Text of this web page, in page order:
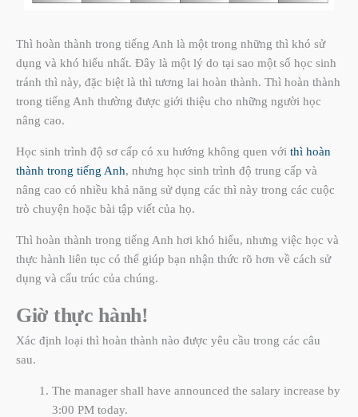
Thì hoàn thành trong tiếng Anh là một trong những thì khó sử
dụng và khó hiểu nhất. Đây là một lý do tại sao một số học sinh
tránh thì này, đặc biệt là thì tương lai hoàn thành. Thì hoàn thành
trong tiếng Anh thường được giới thiệu cho những người học
nâng cao.
Học sinh trình độ sơ cấp có xu hướng không quen với thì hoàn
thành trong tiếng Anh, nhưng học sinh trình độ trung cấp và
nâng cao có nhiều khả năng sử dụng các thì này trong các cuộc
trò chuyện hoặc bài tập viết của họ.
Thì hoàn thành trong tiếng Anh hơi khó hiểu, nhưng việc học và
thực hành liên tục có thể giúp bạn nhận thức rõ hơn về cách sử
dụng và cấu trúc của chúng.
Giờ thực hành!
Xác định loại thì hoàn thành nào được yêu cầu trong các câu
sau.
The manager shall have announced the salary increase by
3:00 PM today.